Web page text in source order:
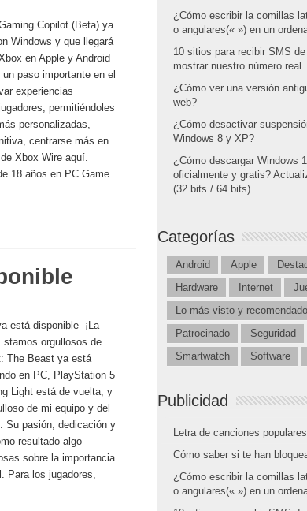
Copilot (Beta) ya
Windows y que llegará
en Apple y Android
paso importante en el
experiencias
permitiéndoles
personalizadas,
centrarse más en
Xbox Wire aquí.
18 años en PC Game
está disponible ¡La
orgullosos de
The Beast ya está
en PC, PlayStation 5
Light está de vuelta, y
de mi equipo y del
Su pasión, dedicación y
resultado algo
sobre la importancia
Para los jugadores,
¿Cómo escribir la comillas
o angulares(« ») en un
10 sitios para recibir SMS
mostrar nuestro número real
¿Cómo ver una versión
web?
¿Cómo desactivar
Windows 8 y XP?
¿Cómo descargar Windows
oficialmente y gratis?
(32 bits / 64 bits)
Categorías
Android Apple
Hardware
Internet
Lo más visto y recomendado
Patrocinado
Seguridad
Smartwatch
Software
Publicidad
Letra de canciones
Cómo saber si te han
¿Cómo escribir la comillas
o angulares(« ») en un